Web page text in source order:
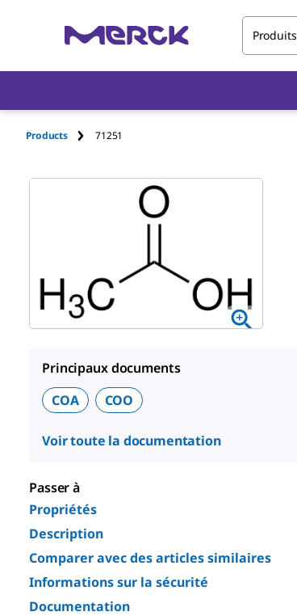
Produits
Products 71251
Principaux documents
COA
COO
Voir toute la documentation
Passer à
Propriétés
Description
Comparer avec des articles similaires
Informations sur la sécurité
Documentation